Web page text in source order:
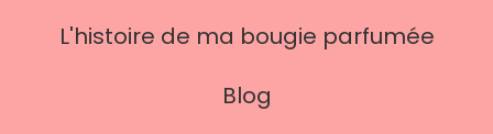
L'histoire de ma bougie parfumée
Blog